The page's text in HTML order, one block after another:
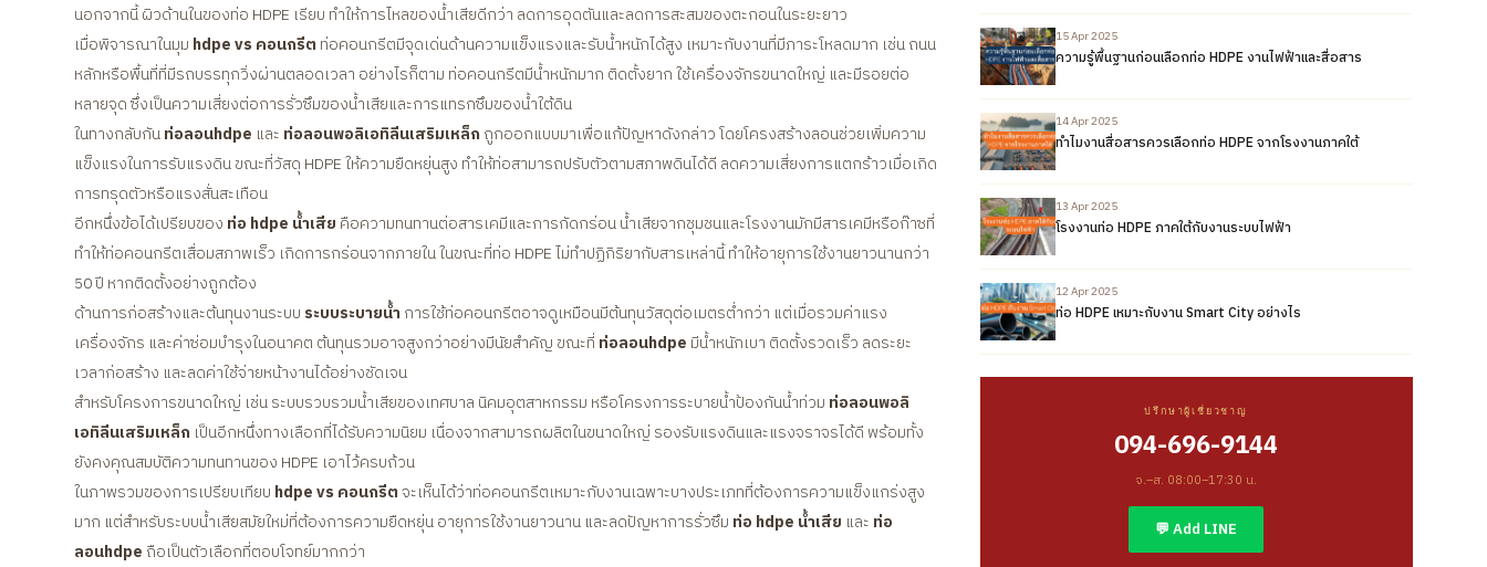
นอกจากนี้ ผิวด้านในของท่อ HDPE เรียบ ทำให้การไหลของน้ำเสียดีกว่า ลดการอุดตันและลดการสะสมของตะกอนในระยะยาว
เมื่อพิจารณาในมุม hdpe vs คอนกรีต ท่อคอนกรีตมีจุดเด่นด้านความแข็งแรงและรับน้ำหนักได้สูง เหมาะกับงานที่มีภาระโหลดมาก เช่น ถนน
หลักหรือพื้นที่ที่มีรถบรรทุกวิ่งผ่านตลอดเวลา อย่างไรก็ตาม ท่อคอนกรีตมีน้ำหนักมาก ติดตั้งยาก ใช้เครื่องจักรขนาดใหญ่ และมีรอยต่อ
หลายจุด ซึ่งเป็นความเสี่ยงต่อการรั่วซึมของน้ำเสียและการแทรกซึมของน้ำใต้ดิน
ในทางกลับกันท่อลอนhdpe และ ท่อลอนพอลิเอทิลีนเสริมเหล็ก ถูกออกแบบมาเพื่อแก้ปัญหาดังกล่าว โดยโครงสร้างลอนช่วยเพิ่มความ
แข็งแรงในการรับแรงดิน ขณะที่วัสดุ HDPE ให้ความยืดหยุ่นสูง ทำให้ท่อสามารถปรับตัวตามสภาพดินได้ดี ลดความเสี่ยงการแตกร้าวเมื่อเกิด
การทรุดตัวหรือแรงสั่นสะเทือน
อีกหนึ่งข้อได้เปรียบของ ท่อ hdpe น้ำเสีย คือความทนทานต่อสารเคมีและการกัดกร่อน น้ำเสียจากชุมชนและโรงงานมักมีสารเคมีหรือก๊าซที่
ทำให้ท่อคอนกรีตเสื่อมสภาพเร็ว เกิดการกร่อนจากภายใน ในขณะที่ท่อ HDPE ไม่ทำปฏิกิริยากับสารเหล่านี้ ทำให้อายุการใช้งานยาวนานกว่า
50 ปี หากติดตั้งอย่างถูกต้อง
ด้านการก่อสร้างและต้นทุนงานระบบ ระบบระบายน้ำ การใช้ท่อคอนกรีตอาจดูเหมือนมีต้นทุนวัสดุต่อเมตรต่ำกว่า แต่เมื่อรวมค่าแรง
เครื่องจักร และค่าซ่อมบำรุงในอนาคต ต้นทุนรวมอาจสูงกว่าอย่างมีนัยสำคัญ ขณะที่ ท่อลอนhdpe มีน้ำหนักเบา ติดตั้งรวดเร็ว ลดระยะ
เวลาก่อสร้าง และลดค่าใช้จ่ายหน้างานได้อย่างชัดเจน
สำหรับโครงการขนาดใหญ่ เช่น ระบบรวบรวมน้ำเสียของเทศบาล นิคมอุตสาหกรรม หรือโครงการระบายน้ำป้องกันน้ำท่วม ท่อลอนพอลิ
เอทิลีนเสริมเหล็ก เป็นอีกหนึ่งทางเลือกที่ได้รับความนิยม เนื่องจากสามารถผลิตในขนาดใหญ่ รองรับแรงดินและแรงจราจรได้ดี พร้อมทั้ง
ยังคงคุณสมบัติความทนทานของ HDPE เอาไว้ครบถ้วน
ในภาพรวมของการเปรียบเทียบ hdpe vs คอนกรีตจะเห็นได้ว่าท่อคอนกรีตเหมาะกับงานเฉพาะบางประเภทที่ต้องการความแข็งแกร่งสูง
มาก แต่สำหรับระบบน้ำเสียสมัยใหม่ที่ต้องการความยืดหยุ่น อายุการใช้งานยาวนาน และลดปัญหาการรั่วซึม ท่อ hdpe น้ำเสีย และ ท่อ
ลอนhdpe ถือเป็นตัวเลือกที่ตอบโจทย์มากกว่า
15 Apr 2025
ความรู้พื้นฐานก่อนเลือกท่อ HDPE งานไฟฟ้าและสื่อสาร
14 Apr 2025
ทำไมงานสื่อสารควรเลือกท่อ HDPE จากโรงงานภาคใต้
13 Apr 2025
โรงงานท่อ HDPE ภาคใต้กับงานระบบไฟฟ้า
12 Apr 2025
ท่อ HDPE เหมาะกับงาน Smart City อย่างไร
ปรึกษาผู้เชี่ยวชาญ
094-696-9144
จ.–ส. 08:00–17:30 น.
💬 Add LINE